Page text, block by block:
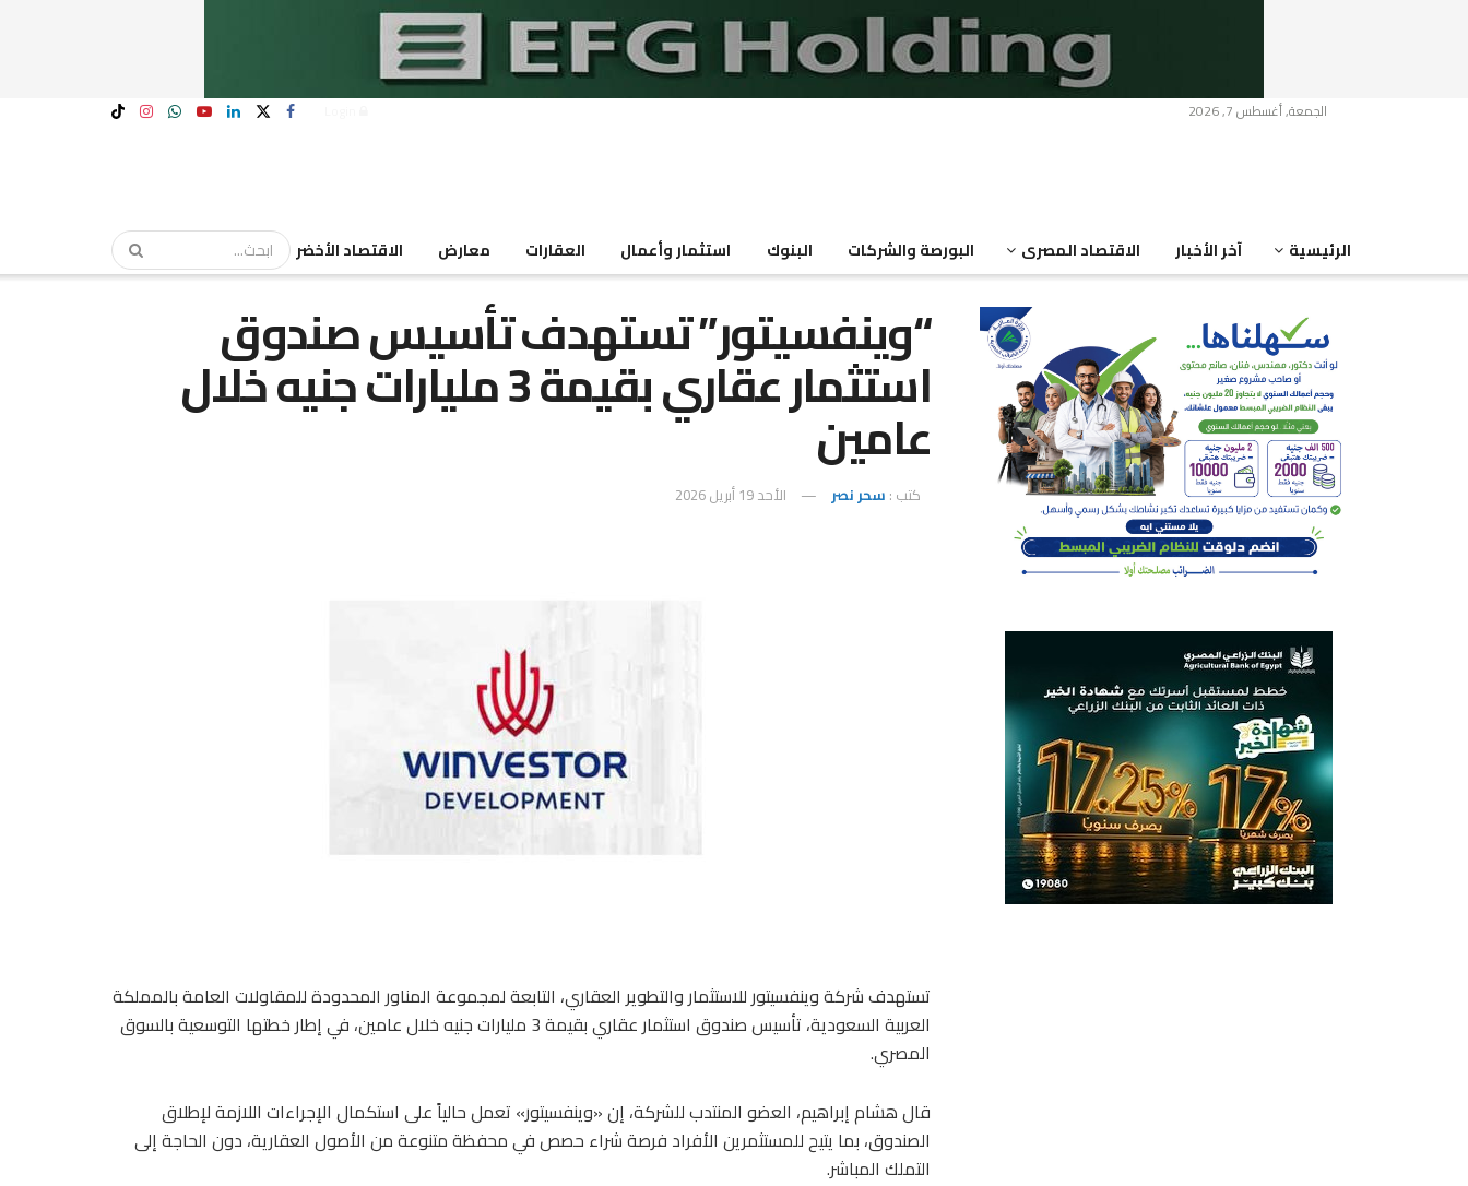
الجمعة, أغسطس 7, 2026
الرئيسية آخر الأخبار الاقتصاد المصرى البورصة والشركات البنوك استثمار وأعمال العقارات معارض الاقتصاد الأخضر
“وينفسيتور” تستهدف تأسيس صندوق
استثمار عقاري بقيمة 3 مليارات جنيه خلال
عامين
كتب : سحر نصر الأحد 19 أبريل 2026
تستهدف شركة وينفسيتور للاستثمار والتطوير العقاري، التابعة لمجموعة المناور المحدودة للمقاولات العامة بالمملكة
العربية السعودية، تأسيس صندوق استثمار عقاري بقيمة 3 مليارات جنيه خلال عامين، في إطار خطتها التوسعية بالسوق
المصري.
قال هشام إبراهيم، العضو المنتدب للشركة، إن «وينفسيتور» تعمل حالياً على استكمال الإجراءات اللازمة لإطلاق
الصندوق، بما يتيح للمستثمرين الأفراد فرصة شراء حصص في محفظة متنوعة من الأصول العقارية، دون الحاجة إلى
التملك المباشر.